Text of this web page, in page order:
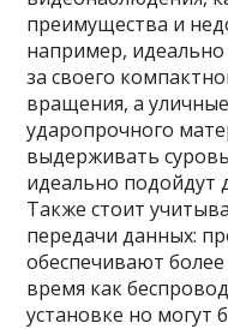
преимущества и
например,
за своего
вращения, а
ударопрочного
выдерживать
идеально подойдут
Также стоит
передачи данных:
обеспечивают
время как
установке но